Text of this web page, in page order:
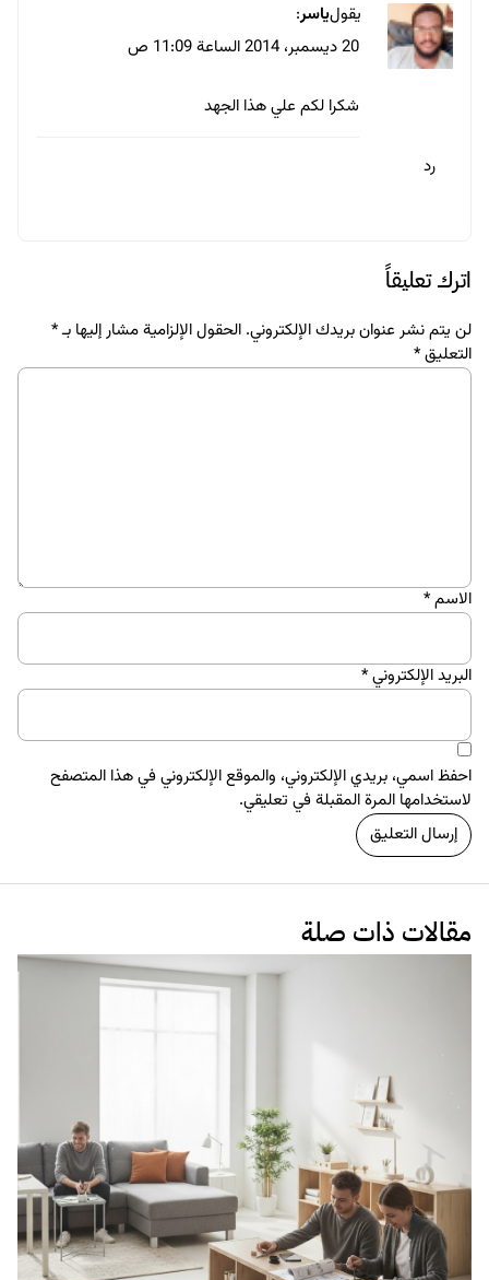
يقولياسر:
20 ديسمبر، 2014 الساعة 11:09 ص
شكرا لكم علي هذا الجهد
رد
اترك تعليقاً
لن يتم نشر عنوان بريدك الإلكتروني. الحقول الإلزامية مشار إليها بـ*
التعليق*
الاسم*
البريد الإلكتروني*
احفظ اسمي، بريدي الإلكتروني، والموقع الإلكتروني في هذا المتصفح
لاستخدامها المرة المقبلة في تعليقي.
مقالات ذات صلة